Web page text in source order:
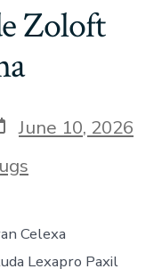
Zoloft
June 10, 2026
Celexa
Lexapro Paxil